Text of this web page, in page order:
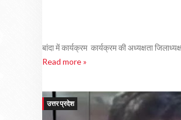
बांदा में कार्यक्रम कार्यक्रम की अध्यक्षता
Read more »
उत्तर प्रदेश